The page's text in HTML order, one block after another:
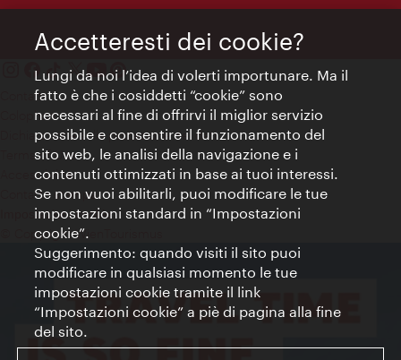
Contatti
Colophon
Dichiarazione sulla protezione dei dati
Terms of Use
Accessibilità
Contatto stampa
Impostazioni cookie
© Copyright WienTourismus
Accetteresti dei cookie?
Lungi da noi l’idea di volerti importunare. Ma il
fatto è che i cosiddetti “cookie” sono
necessari al fine di offrirvi il miglior servizio
possibile e consentire il funzionamento del
sito web, le analisi della navigazione e i
contenuti ottimizzati in base ai tuoi interessi.
Se non vuoi abilitarli, puoi modificare le tue
impostazioni standard in “Impostazioni
cookie”.
Suggerimento: quando visiti il sito puoi
modificare in qualsiasi momento le tue
impostazioni cookie tramite il link
“Impostazioni cookie” a piè di pagina alla fine
del sito.